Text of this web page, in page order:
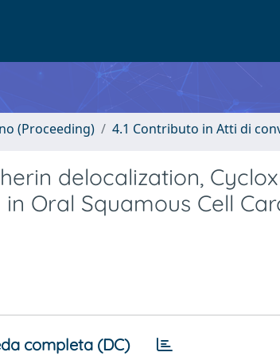
(Proceeding) 4.1 Contributo in Atti di
delocalization,
Oral Squamous Cell
completa (DC)